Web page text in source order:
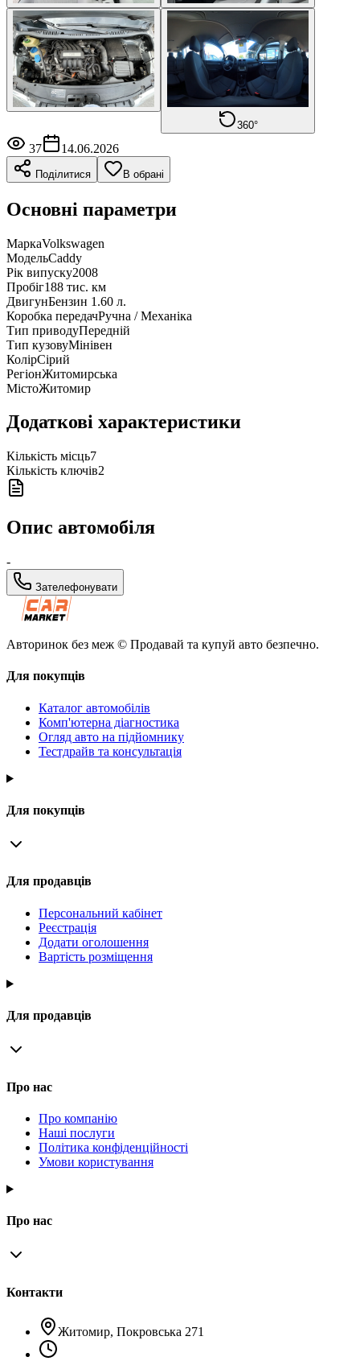
360°
37 14.06.2026
Поділитися В обрані
Основні параметри
МаркаVolkswagen
МодельCaddy
Рік випуску2008
Пробіг188 тис. км
ДвигунБензин 1.60 л.
Коробка передачРучна / Механіка
Тип приводуПередній
Тип кузовуМінівен
КолірСірий
РегіонЖитомирська
МістоЖитомир
Додаткові характеристики
Кількість місць7
Кількість ключів2
Опис автомобіля
-
Зателефонувати
Авторинок без меж © Продавай та купуй авто безпечно.
Для покупців
Каталог автомобілів
Комп'ютерна діагностика
Огляд авто на підйомнику
Тестдрайв та консультація
Для покупців
Для продавців
Персональний кабінет
Реєстрація
Додати оголошення
Вартість розміщення
Для продавців
Про нас
Про компанію
Наші послуги
Політика конфіденційності
Умови користування
Про нас
Контакти
Житомир, Покровська 271